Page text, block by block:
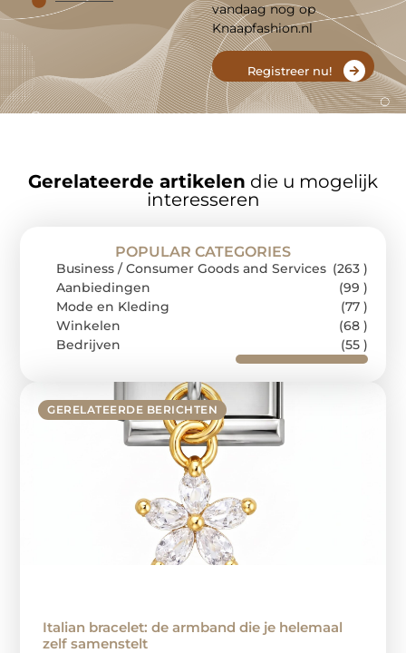
vandaag nog op
Knaapfashion.nl
Registreer nu!
Gerelateerde artikelen die u mogelijk
interesseren
GERELATEERDE BERICHTEN
Italian bracelet: de armband die je helemaal
zelf samenstelt
POPULAR CATEGORIES
Business / Consumer Goods and Services (263 )
Aanbiedingen
(99 )
Mode en Kleding
(77 )
Winkelen
(68 )
Bedrijven
(55 )